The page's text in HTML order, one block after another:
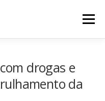
Menu
drogas e
da